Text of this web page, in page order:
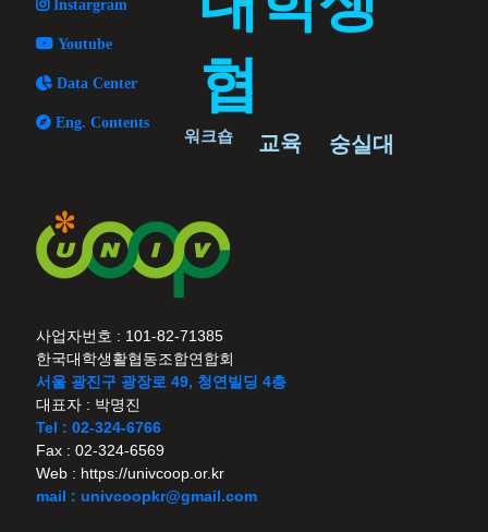
Instargram
Youtube
Data Center
Eng. Contents
협
교육 숭실대
워크숍
사업자번호 : 101-82-71385
한국대학생활협동조합연합회
서울 광진구 광장로 49, 청연빌딩 4층
대표자 : 박명진
Tel : 02-324-6766
Fax : 02-324-6569
Web : https://univcoop.or.kr
mail : univcoopkr@gmail.com